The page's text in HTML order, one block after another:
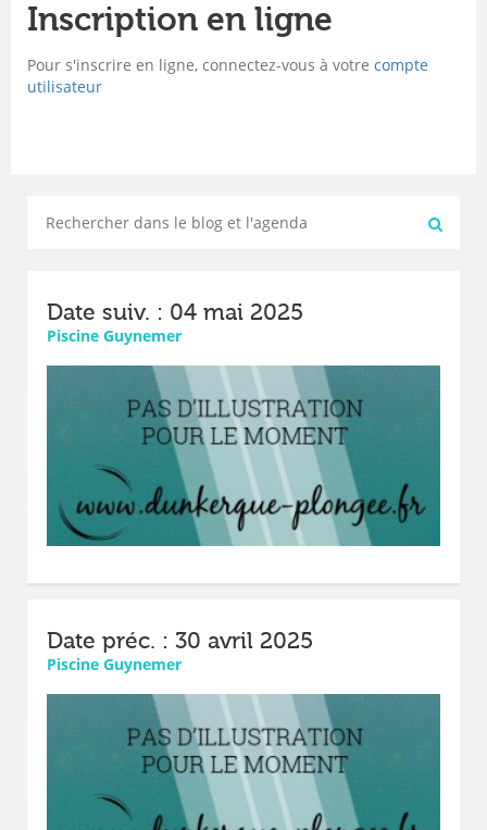
Inscription en ligne
Pour s'inscrire en ligne, connectez-vous à votre compte
utilisateur
Date suiv. : 04 mai 2025
Piscine Guynemer
Date préc. : 30 avril 2025
Piscine Guynemer